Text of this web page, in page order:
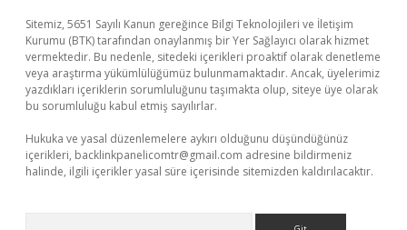
Sitemiz, 5651 Sayılı Kanun gereğince Bilgi Teknolojileri ve İletişim
Kurumu (BTK) tarafından onaylanmış bir Yer Sağlayıcı olarak hizmet
vermektedir. Bu nedenle, sitedeki içerikleri proaktif olarak denetleme
veya araştırma yükümlülüğümüz bulunmamaktadır. Ancak, üyelerimiz
yazdıkları içeriklerin sorumluluğunu taşımakta olup, siteye üye olarak
bu sorumluluğu kabul etmiş sayılırlar.
Hukuka ve yasal düzenlemelere aykırı olduğunu düşündüğünüz
içerikleri, backlinkpanelicomtr@gmail.com adresine bildirmeniz
halinde, ilgili içerikler yasal süre içerisinde sitemizden kaldırılacaktır.